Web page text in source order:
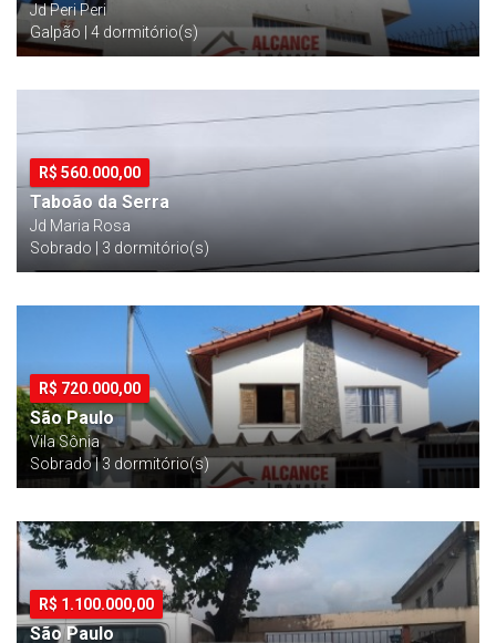
Jd Peri Peri
Galpão | 4 dormitório(s)
R$ 560.000,00
Taboão da Serra
Jd Maria Rosa
Sobrado | 3 dormitório(s)
R$ 720.000,00
São Paulo
Vila Sônia
Sobrado | 3 dormitório(s)
R$ 1.100.000,00
São Paulo